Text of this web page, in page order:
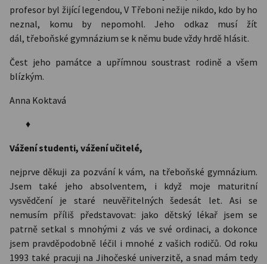
profesor byl žijící legendou, V Třeboni nežije nikdo, kdo by ho
neznal, komu by nepomohl. Jeho odkaz musí žít
dál, třeboňské gymnázium se k němu bude vždy hrdě hlásit.
Čest jeho památce a upřímnou soustrast rodině a všem
blízkým.
Anna Koktavá
♦
Vážení studenti, vážení učitelé,
nejprve děkuji za pozvání k vám, na třeboňské gymnázium.
Jsem také jeho absolventem, i když moje maturitní
vysvědčení je staré neuvěřitelných šedesát let. Asi se
nemusím příliš představovat: jako dětský lékař jsem se
patrně setkal s mnohými z vás ve své ordinaci, a dokonce
jsem pravděpodobně léčil i mnohé z vašich rodičů. Od roku
1993 také pracuji na Jihočeské univerzitě, a snad mám tedy